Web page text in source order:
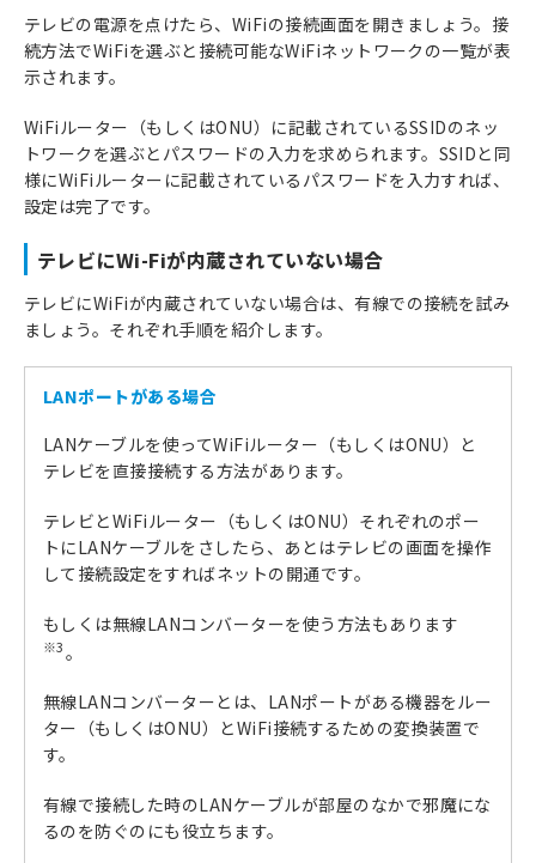
テレビの電源を点けたら、WiFiの接続画面を開きましょう。接
続方法でWiFiを選ぶと接続可能なWiFiネットワークの一覧が表
示されます。
WiFiルーター（もしくはONU）に記載されているSSIDのネッ
トワークを選ぶとパスワードの入力を求められます。SSIDと同
様にWiFiルーターに記載されているパスワードを入力すれば、
設定は完了です。
テレビにWi-Fiが内蔵されていない場合
テレビにWiFiが内蔵されていない場合は、有線での接続を試み
ましょう。それぞれ手順を紹介します。
LANポートがある場合
LANケーブルを使ってWiFiルーター（もしくはONU）と
テレビを直接接続する方法があります。
テレビとWiFiルーター（もしくはONU）それぞれのポー
トにLANケーブルをさしたら、あとはテレビの画面を操作
して接続設定をすればネットの開通です。
もしくは無線LANコンバーターを使う方法もあります
※3。
無線LANコンバーターとは、LANポートがある機器をルー
ター（もしくはONU）とWiFi接続するための変換装置で
す。
有線で接続した時のLANケーブルが部屋のなかで邪魔にな
るのを防ぐのにも役立ちます。